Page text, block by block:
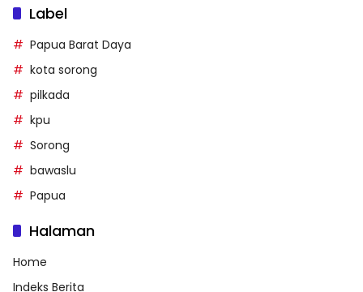
Label
Papua Barat Daya
kota sorong
pilkada
kpu
Sorong
bawaslu
Papua
Halaman
Home
Indeks Berita